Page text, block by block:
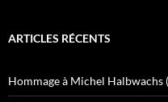
ARTICLES RÉCENTS
Hommage à Michel Halbwachs